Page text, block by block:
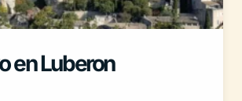
en Luberon